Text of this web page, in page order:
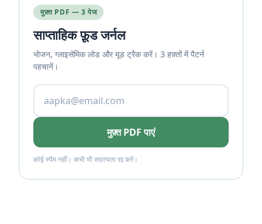
मुफ़्त PDF — 3 पेज
साप्ताहिक फ़ूड जर्नल
भोजन, ग्लाइसेमिक लोड और मूड ट्रैक करें। 3 हफ़्तों में पैटर्न
पहचानें।
मुफ़्त PDF पाएं
कोई स्पैम नहीं। कभी भी सदस्यता रद्द करें।